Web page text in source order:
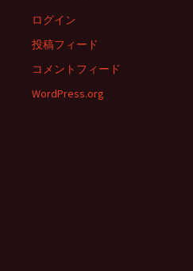
ログイン
投稿フィード
コメントフィード
WordPress.org